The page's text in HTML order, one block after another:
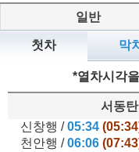
일반
첫차 막
*열차시각
서동
신창행 /05:34
천안행 /06:06